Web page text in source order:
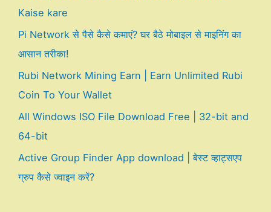
Kaise kare
Pi Network से पैसे कैसे कमाएं? घर बैठे मोबाइल से माइनिंग का
आसान तरीका!
Rubi Network Mining Earn | Earn Unlimited Rubi
Coin To Your Wallet
All Windows ISO File Download Free | 32-bit and
64-bit
Active Group Finder App download | बेस्ट व्हाट्सएप
ग्रुप कैसे ज्वाइन करें?